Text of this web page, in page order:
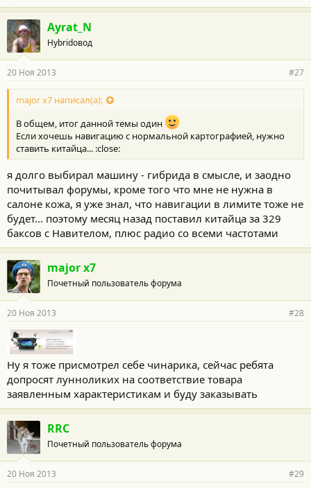
Ayrat_N
Hybridовод
20 Ноя 2013 #27
major x7 написал(а):
В общем, итог данной темы один
Если хочешь навигацию с нормальной картографией, нужно
ставить китайца... :close:
я долго выбирал машину - гибрида в смысле, и заодно
почитывал форумы, кроме того что мне не нужна в
салоне кожа, я уже знал, что навигации в лимите тоже не
будет... поэтому месяц назад поставил китайца за 329
баксов с Навителом, плюс радио со всеми частотами
major x7
Почетный пользователь форума
20 Ноя 2013 #28
Ну я тоже присмотрел себе чинарика, сейчас ребята
допросят лунноликих на соответствие товара
заявленным характеристикам и буду заказывать
RRC
Почетный пользователь форума
20 Ноя 2013 #29